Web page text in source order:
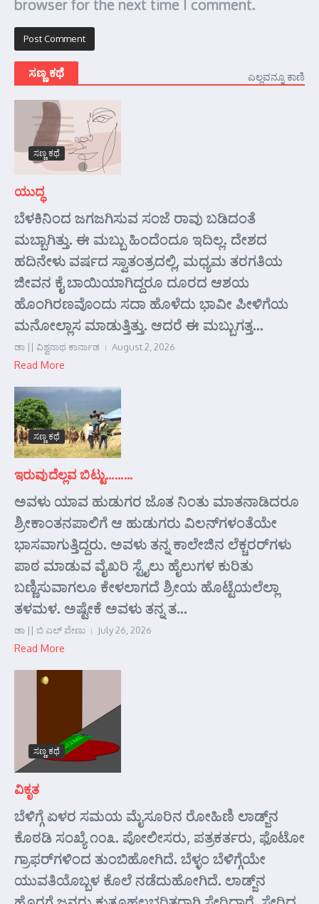
browser for the next time I comment.
ಸಣ್ಣ ಕಥೆ ಎಲ್ಲವನ್ನೂ ಕಾಣಿ
ಸಣ್ಣ ಕಥೆ
ಯುದ್ಧ
ಬೆಳಕಿನಿಂದ ಜಗಜಗಿಸುವ ಸಂಜೆ ರಾವು ಬಡಿದಂತೆ
ಮಬ್ಬಾಗಿತ್ತು. ಈ ಮಬ್ಬು ಹಿಂದೆಂದೂ ಇದಿಲ್ಲ. ದೇಶದ
ಹದಿನೇಳು ವರ್ಷದ ಸ್ವಾತಂತ್ರದಲ್ಲಿ, ಮಧ್ಯಮ ತರಗತಿಯ
ಜೀವನ ಕೈ ಬಾಯಿಯಾಗಿದ್ದರೂ ದೂರದ ಆಶಯ
ಹೊಂಗಿರಣವೊಂದು ಸದಾ ಹೊಳೆದು ಭಾವೀ ಪೀಳಿಗೆಯ
ಮನೋಲ್ಲಾಸ ಮಾಡುತ್ತಿತ್ತು. ಆದರೆ ಈ ಮಬ್ಬುಗತ್ತ...
ಡಾ || ವಿಶ್ವನಾಥ ಕಾರ್ನಾಡ August 2, 2026
Read More
ಸಣ್ಣ ಕಥೆ
ಇರುವುದೆಲ್ಲವ ಬಿಟ್ಟು………
ಅವಳು ಯಾವ ಹುಡುಗರ ಜೊತ ನಿಂತು ಮಾತನಾಡಿದರೂ
ಶ್ರೀಕಾಂತನಪಾಲಿಗೆ ಆ ಹುಡುಗರು ವಿಲನ್‌ಗಳಂತೆಯೇ
ಭಾಸವಾಗುತ್ತಿದ್ದರು. ಅವಳು ತನ್ನ ಕಾಲೇಜಿನ ಲೆಕ್ಚರರ್‌ಗಳು
ಪಾಠ ಮಾಡುವ ವೈಖರಿ ಸ್ಟೈಲು ಹೈಲುಗಳ ಕುರಿತು
ಬಣ್ಣಿಸುವಾಗಲೂ ಕೇಳಲಾಗದೆ ಶ್ರೀಯ ಹೊಟ್ಟೆಯಲೆಲ್ಲಾ
ತಳಮಳ. ಅಷ್ಟೇಕೆ ಅವಳು ತನ್ನ ತ...
ಡಾ || ಬಿ ಎಲ್ ವೇಣು July 26, 2026
Read More
ಸಣ್ಣ ಕಥೆ
ವಿಕೃತ
ಬೆಳಿಗ್ಗೆ ಏಳರ ಸಮಯ ಮೈಸೂರಿನ ರೋಹಿಣಿ ಲಾಡ್ಜ್‌ನ
ಕೊಠಡಿ ಸಂಖ್ಯೆ ೧೦೩. ಪೋಲೀಸರು, ಪತ್ರಕರ್ತರು, ಫೊಟೋ
ಗ್ರಾಫರ್‌ಗಳಿಂದ ತುಂಬಿಹೋಗಿದೆ. ಬೆಳ್ಳಂ ಬೆಳಿಗ್ಗೆಯೇ
ಯುವತಿಯೊಬ್ಬಳ ಕೊಲೆ ನಡೆದುಹೋಗಿದೆ. ಲಾಡ್ಜ್‌ನ